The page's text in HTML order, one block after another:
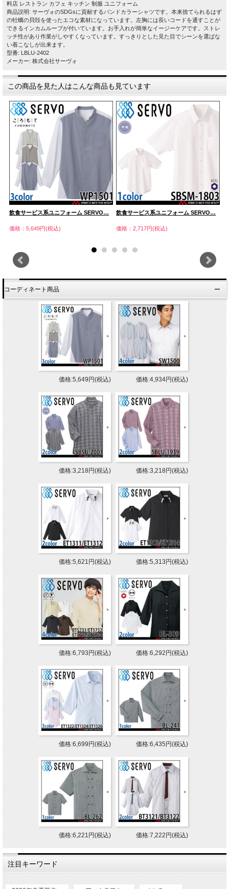
料店 レストラン カフェ キッチン 制服 ユニフォーム
商品説明: サーヴォのSDGsに貢献するバンドカラーシャツです。本来捨てられるはず
の牡蠣の貝殻を使ったエコな素材になっています。左胸には長いコードを通すことが
できるインカムループが付いています。お手入れが簡単なイージーケアです。ストレ
ッチ性があり作業がしやすくなっています。すっきりとした見た目でシーンを選ばな
い着こなしが出来ます。
型番: LBLU-2402
メーカー: 株式会社サーヴォ
この商品を見た人はこんな商品も見ています
飲食サービス系ユニフォーム SERVO…
価格：5,649円(税込)
飲食サービス系ユニフォーム SERVO…
価格：2,717円(税込)
コーディネート商品
価格:5,649円(税込) 価格:4,934円(税込)
価格:3,218円(税込) 価格:3,218円(税込)
価格:5,621円(税込) 価格:5,313円(税込)
価格:6,793円(税込) 価格:6,292円(税込)
価格:6,699円(税込) 価格:6,435円(税込)
価格:6,221円(税込) 価格:7,222円(税込)
注目キーワード